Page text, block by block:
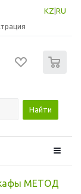
KZ RU
Найти
МЕТОД